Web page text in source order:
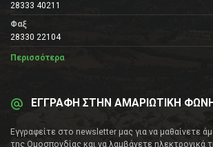
28333 40211
Φαξ
28330 22104
Περισσότερα
ΕΓΓΡΑΦΗ ΣΤΗΝ ΑΜΑΡΙΩΤΙΚΗ ΦΩΝΗ
Εγγραφείτε στο newsletter μας για να μαθαίνετε
της Ομοσπονδίας και να λαμβάνετε ηλεκτρονικά